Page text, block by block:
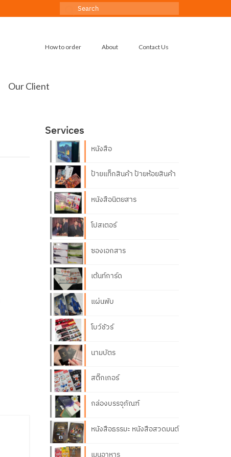
Search
How to order About Contact Us
Our Client
Services
หนังสือ
ป้ายแท็กสินค้า ป้ายห้อยสินค้า
หนังสือนิตยสาร
โปสเตอร์
ซองเอกสาร
เต้นท์การ์ด
แผ่นพับ
โบว์ชัวร์
นามบัตร
สติ๊กเกอร์
กล่องบรรจุภัณฑ์
หนังสือธรรมะ หนังสือสวดมนต์
เมนูอาหาร